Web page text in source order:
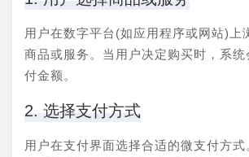
用户在数字平台(如应用程序或网站)上
商品或服务。当用户决定购买时，系统
付金额。
2. 选择支付方式
用户在支付界面选择合适的微支付方